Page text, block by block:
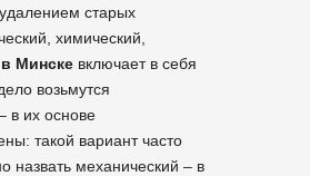
старых
химический,
Минскевключает в себя
возьмутся
в их основе
такой вариант часто
механический – в